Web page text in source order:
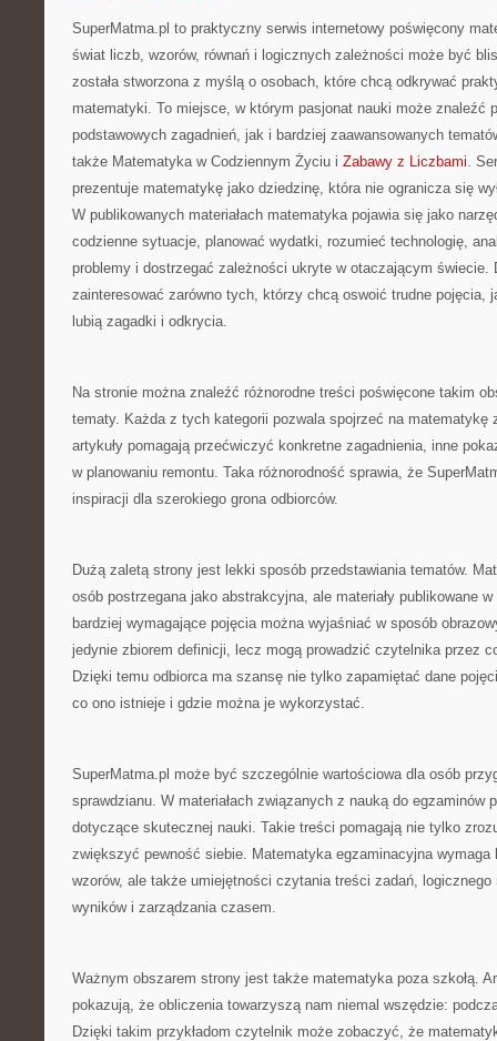
SuperMatma.pl to praktyczny serwis internetowy poświęcony
świat liczb, wzorów, równań i logicznych zależności może być
została stworzona z myślą o osobach, które chcą odkrywać
matematyki. To miejsce, w którym pasjonat nauki może znaleźć
podstawowych zagadnień, jak i bardziej zaawansowanych
także Matematyka w Codziennym Życiu i Zabawy z Liczbami.
prezentuje matematykę jako dziedzinę, która nie ogranicza się
W publikowanych materiałach matematyka pojawia się jako
codzienne sytuacje, planować wydatki, rozumieć technologię,
problemy i dostrzegać zależności ukryte w otaczającym świecie.
zainteresować zarówno tych, którzy chcą oswoić trudne pojęcia,
lubią zagadki i odkrycia.
Na stronie można znaleźć różnorodne treści poświęcone takim
tematy. Każda z tych kategorii pozwala spojrzeć na matematykę
artykuły pomagają przećwiczyć konkretne zagadnienia, inne
w planowaniu remontu. Taka różnorodność sprawia, że
inspiracji dla szerokiego grona odbiorców.
Dużą zaletą strony jest lekki sposób przedstawiania tematów.
osób postrzegana jako abstrakcyjna, ale materiały publikowane
bardziej wymagające pojęcia można wyjaśniać w sposób
jedynie zbiorem definicji, lecz mogą prowadzić czytelnika przez
Dzięki temu odbiorca ma szansę nie tylko zapamiętać dane
co ono istnieje i gdzie można je wykorzystać.
SuperMatma.pl może być szczególnie wartościowa dla osób
sprawdzianu. W materiałach związanych z nauką do egzaminów
dotyczące skutecznej nauki. Takie treści pomagają nie tylko
zwiększyć pewność siebie. Matematyka egzaminacyjna
wzorów, ale także umiejętności czytania treści zadań, logicznego
wyników i zarządzania czasem.
Ważnym obszarem strony jest także matematyka poza szkołą.
pokazują, że obliczenia towarzyszą nam niemal wszędzie:
Dzięki takim przykładom czytelnik może zobaczyć, że